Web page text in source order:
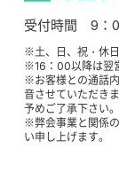
受付時間 9：
※土、日、祝・休日
※16：00以降は翌
※お客様との通話
音させていただきま
予めご了承下さい。
※弊会事業と関係
い申し上げます。